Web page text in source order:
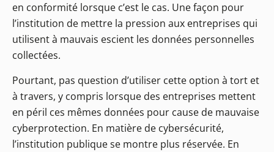
en conformité lorsque c’est le cas. Une façon pour
l’institution de mettre la pression aux entreprises qui
utilisent à mauvais escient les données personnelles
collectées.
Pourtant, pas question d’utiliser cette option à tort et
à travers, y compris lorsque des entreprises mettent
en péril ces mêmes données pour cause de mauvaise
cyberprotection. En matière de cybersécurité,
l’institution publique se montre plus réservée. En